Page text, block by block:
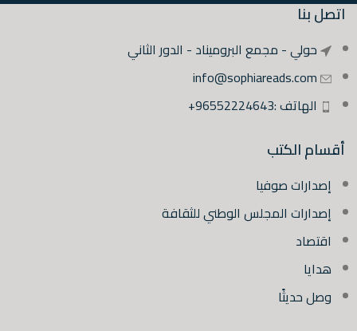
اتصل بنا
حولي - مجمع البروميناد - الدور الثاني
info@sophiareads.com
الهاتف :96552224643+
أقسام الكتب
إصدارات صوفيا
إصدارات المجلس الوطني للثقافة
اقتصاد
هدايا
وصل حديثًا